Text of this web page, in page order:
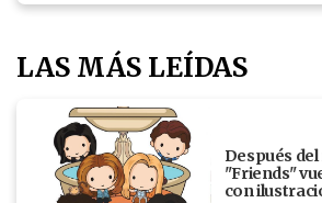
LAS MÁS LEÍDAS
Después
"Friends"
con